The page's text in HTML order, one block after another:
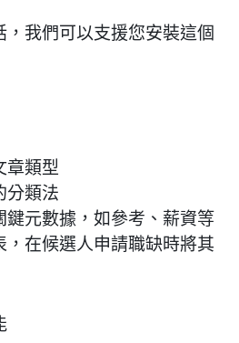
我們可以支援您安裝這個
章類型
分類法
鍵元數據，如參考、薪資等
在候選人申請職缺時將其